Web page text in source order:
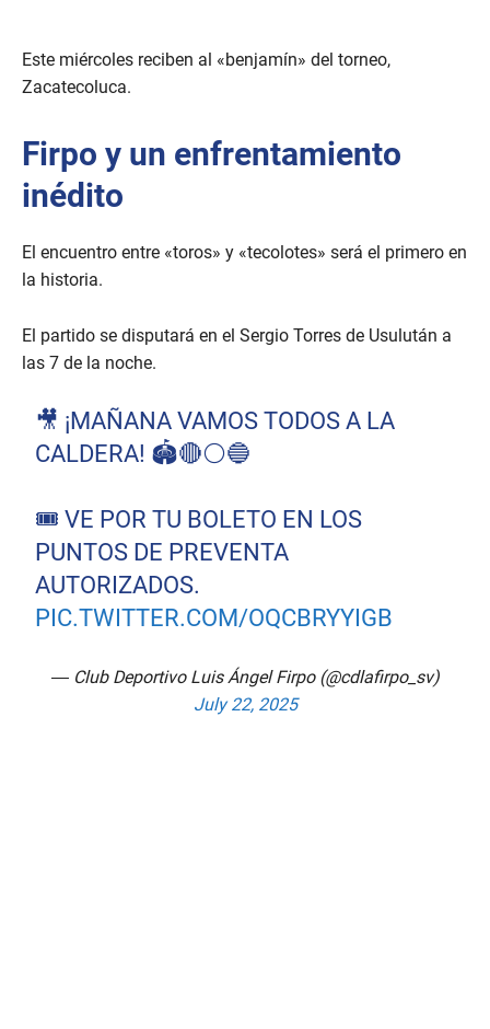
Este miércoles reciben al «benjamín» del torneo,
Zacatecoluca.
Firpo y un enfrentamiento
inédito
El encuentro entre «toros» y «tecolotes» será el primero en
la historia.
El partido se disputará en el Sergio Torres de Usulután a
las 7 de la noche.
🎥 ¡MAÑANA VAMOS TODOS A LA
CALDERA! 🏟️🔴⚪️🔵
🎟️ VE POR TU BOLETO EN LOS
PUNTOS DE PREVENTA
AUTORIZADOS.
PIC.TWITTER.COM/OQCBRYYIGB
— Club Deportivo Luis Ángel Firpo (@cdlafirpo_sv)
July 22, 2025